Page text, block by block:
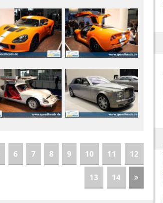
6 7 8 9 10 11 12
13 14